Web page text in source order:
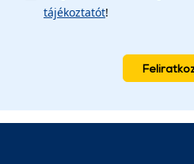
tájékoztatót!